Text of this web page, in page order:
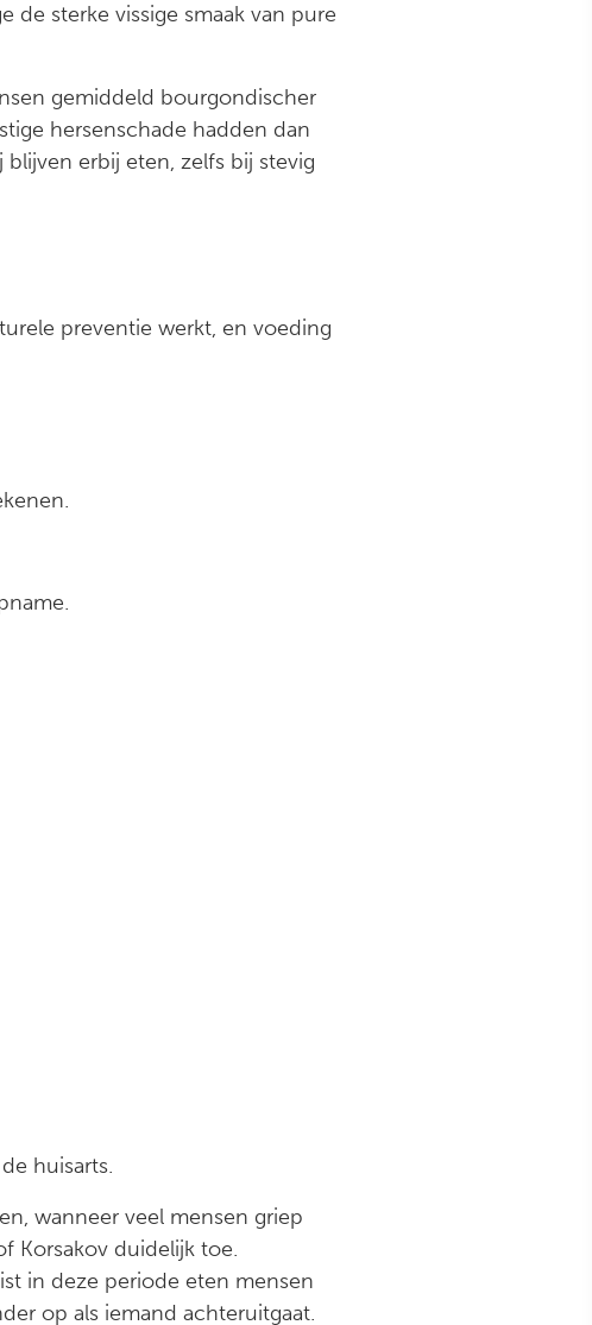
de sterke vissige smaak van pure
gemiddeld bourgondischer
hersenschade hadden dan
erbij eten, zelfs bij stevig
preventie werkt, en voeding
huisarts.
wanneer veel mensen griep
Korsakov duidelijk toe.
in deze periode eten mensen
op als iemand achteruitgaat.